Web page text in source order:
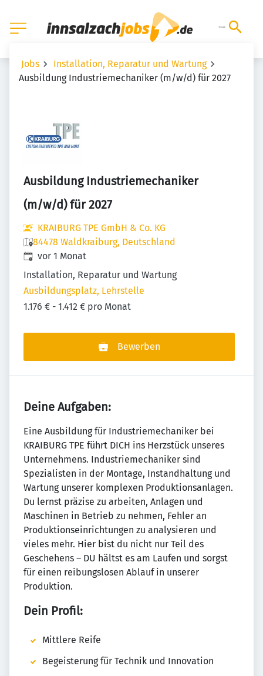
Jobs
Installation, Reparatur und Wartung
Ausbildung Industriemechaniker (m/w/d) für 2027
Ausbildung Industriemechaniker
(m/w/d) für 2027
KRAIBURG TPE GmbH & Co. KG
84478 Waldkraiburg, Deutschland
Veröffentlicht:
vor 1 Monat
Installation, Reparatur und Wartung
Ausbildungsplatz, Lehrstelle
1.176 € - 1.412 € pro Monat
Bewerben
Deine Aufgaben:
Eine Ausbildung für Industriemechaniker bei
KRAIBURG TPE führt DICH ins Herzstück unseres
Unternehmens. Industriemechaniker sind
Spezialisten in der Montage, Instandhaltung und
Wartung unserer komplexen Produktionsanlagen.
Du lernst präzise zu arbeiten, Anlagen und
Maschinen in Betrieb zu nehmen, Fehler an
Produktionseinrichtungen zu analysieren und
vieles mehr. Hier bist du nicht nur Teil des
Geschehens – DU hältst es am Laufen und sorgst
für einen reibungslosen Ablauf in unserer
Produktion.
Dein Profil:
Mittlere Reife
Begeisterung für Technik und Innovation